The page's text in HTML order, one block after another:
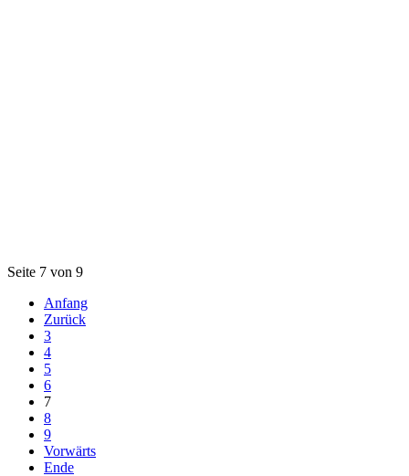
Seite 7 von 9
Anfang
Zurück
3
4
5
6
7
8
9
Vorwärts
Ende